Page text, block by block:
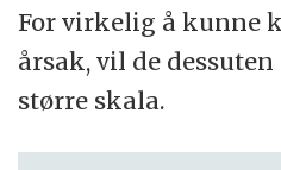
For virkelig å kunne
årsak, vil de
større skala.